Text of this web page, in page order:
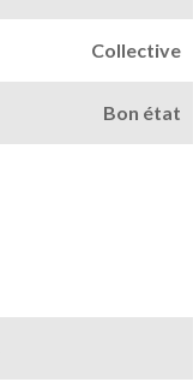
Collective
Bon état